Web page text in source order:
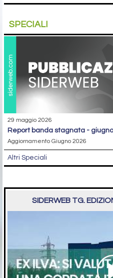
SPECIALI
29 maggio 2026
report banda stagnata -
Aggiornamento Giugno 2026
Altri Speciali
SIDERWEB TG.